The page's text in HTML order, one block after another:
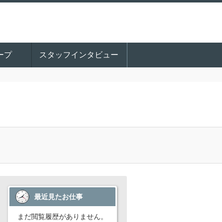
プ スタッフインタビュー
最近見たお仕事
まだ閲覧履歴がありません。